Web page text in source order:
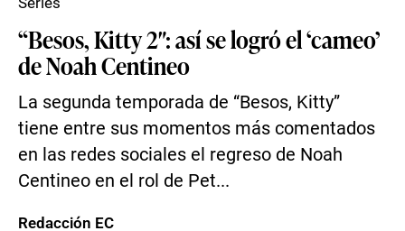
“Besos, Kitty 2″: así se logró el ‘cameo’
de Noah Centineo
La segunda temporada de “Besos, Kitty”
tiene entre sus momentos más comentados
en las redes sociales el regreso de Noah
Centineo en el rol de Pet...
Redacción EC